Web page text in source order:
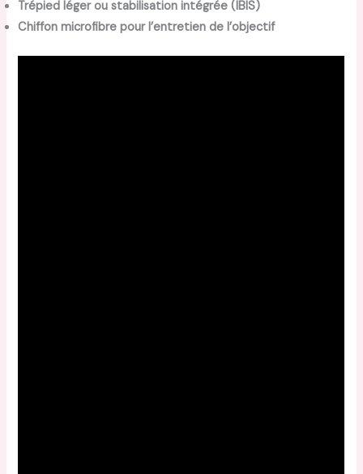
Trépied léger ou stabilisation intégrée (IBIS)
Chiffon microfibre pour l’entretien de l’objectif